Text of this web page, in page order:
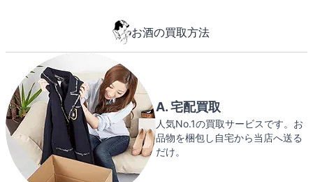
お酒の買取方法
A. 宅配買取
人気No.1の買取サービスです。お
品物を梱包し自宅から当店へ送る
だけ。